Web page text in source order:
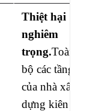
Thiệt hại
nghiêm
trọng.Toàn
bộ các tầng
của nhà xây
dựng kiên